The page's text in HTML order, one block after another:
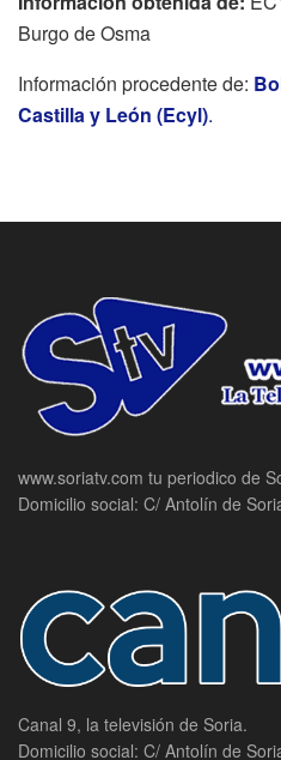
Burgo de Osma
Información procedente de:
Castilla y León (Ecyl).
www.soriatv.com tu periodico de
Domicilio social: C/ Antolín de
Canal 9, la televisión de Soria.
Domicilio social: C/ Antolín de